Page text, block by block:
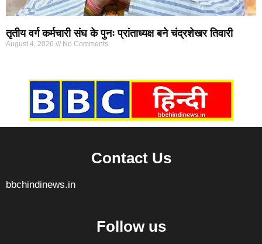
तृतीय वर्ग कर्मचारी संघ के पुनः प्रांताध्यक्ष बने चंद्रशेखर तिवारी
August 4, 2026 No Comments
Contact Us
bbchindinews.in
Follow us